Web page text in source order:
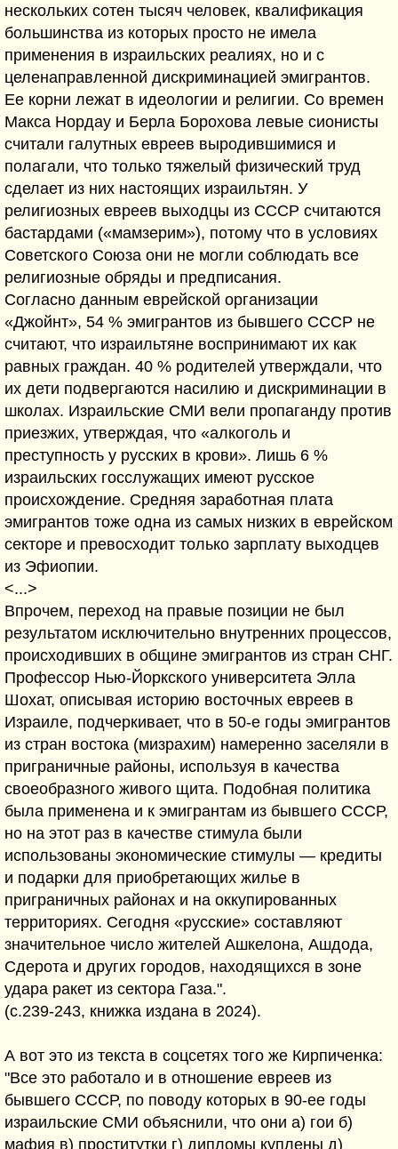
нескольких сотен тысяч человек, квалификация
большинства из которых просто не имела
применения в израильских реалиях, но и с
целенаправленной дискриминацией эмигрантов.
Ее корни лежат в идеологии и религии. Со времен
Макса Нордау и Берла Борохова левые сионисты
считали галутных евреев выродившимися и
полагали, что только тяжелый физический труд
сделает из них настоящих израильтян. У
религиозных евреев выходцы из СССР считаются
бастардами («мамзерим»), потому что в условиях
Советского Союза они не могли соблюдать все
религиозные обряды и предписания.
Согласно данным еврейской организации
«Джойнт», 54 % эмигрантов из бывшего СССР не
считают, что израильтяне воспринимают их как
равных граждан. 40 % родителей утверждали, что
их дети подвергаются насилию и дискриминации в
школах. Израильские СМИ вели пропаганду против
приезжих, утверждая, что «алкоголь и
преступность у русских в крови». Лишь 6 %
израильских госслужащих имеют русское
происхождение. Средняя заработная плата
эмигрантов тоже одна из самых низких в еврейском
секторе и превосходит только зарплату выходцев
из Эфиопии.
<...>
Впрочем, переход на правые позиции не был
результатом исключительно внутренних процессов,
происходивших в общине эмигрантов из стран СНГ.
Профессор Нью-Йоркского университета Элла
Шохат, описывая историю восточных евреев в
Израиле, подчеркивает, что в 50-е годы эмигрантов
из стран востока (мизрахим) намеренно заселяли в
приграничные районы, используя в качества
своеобразного живого щита. Подобная политика
была применена и к эмигрантам из бывшего СССР,
но на этот раз в качестве стимула были
использованы экономические стимулы — кредиты
и подарки для приобретающих жилье в
приграничных районах и на оккупированных
территориях. Сегодня «русские» составляют
значительное число жителей Ашкелона, Ашдода,
Сдерота и других городов, находящихся в зоне
удара ракет из сектора Газа.".
(c.239-243, книжка издана в 2024).
А вот это из текста в соцсетях того же Кирпиченка:
"Все это работало и в отношение евреев из
бывшего СССР, по поводу которых в 90-ее годы
израильские СМИ объяснили, что они а) гои б)
мафия в) проститутки г) дипломы куплены д)